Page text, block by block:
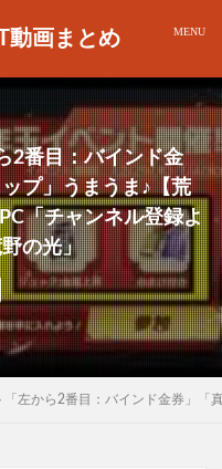
動画まとめ
2番目：バインド金
プ」うまうま♪【荒
「チャンネル登録よ
の光」
左から2番目：バインド金券」「